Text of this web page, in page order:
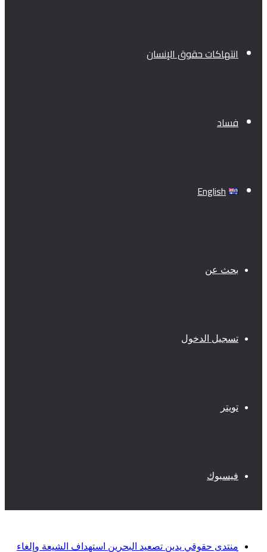
انتهاكات حقوق الإنسان
فساد
English
بحث عن
تسجيل الدخول
تويتر
فيسبوك
منتدى حقوقي يدين تصعيد البحرين استهداف الشيعة وإلغاء